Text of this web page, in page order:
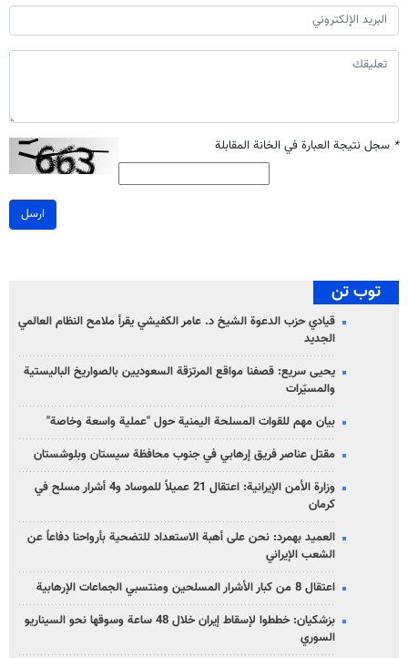
* سجل نتيجة العبارة في الخانة المقابلة
ارسل
توب تن
قيادي حزب الدعوة الشيخ د. عامر الكفيشي يقرأ ملامح النظام العالمي
الجديد
يحيى سريع: قصفنا مواقع المرتزقة السعوديين بالصواريخ الباليستية
والمسيّرات
بيان مهم للقوات المسلحة اليمنية حول "عملية واسعة وخاصة"
مقتل عناصر فريق إرهابي في جنوب محافظة سيستان وبلوشستان
وزارة الأمن الإيرانية: اعتقال 21 عميلاً للموساد و4 أشرار مسلح في
كرمان
العميد بهمرد: نحن على أهبة الاستعداد للتضحية بأرواحنا دفاعاً عن
الشعب الإيراني
اعتقال 8 من كبار الأشرار المسلحين ومنتسبي الجماعات الإرهابية
بزشكيان: خططوا لإسقاط إيران خلال 48 ساعة وسوقها نحو السيناريو
السوري